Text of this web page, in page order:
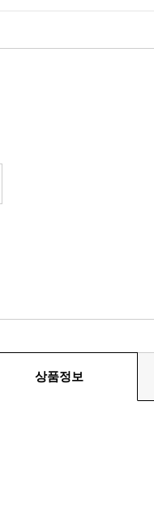
상품정보